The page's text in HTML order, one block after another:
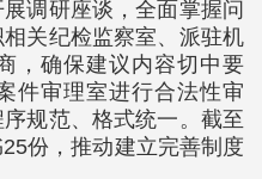
调研座谈，全面掌握问
关纪检监察室、派驻机
，确保建议内容切中要
件审理室进行合法性审
规范、格式统一。截至
份，推动建立完善制度